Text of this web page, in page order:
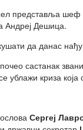
представља шеф
Андреј Дешица.
да данас нађу
састанак
ублажи криза
Сергеј